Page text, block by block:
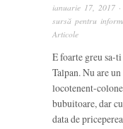
ianuarie 17, 2017
sursă pentru
Articole
E foarte greu sa-
Talpan. Nu are
locotenent-
bubuitoare, dar
data de